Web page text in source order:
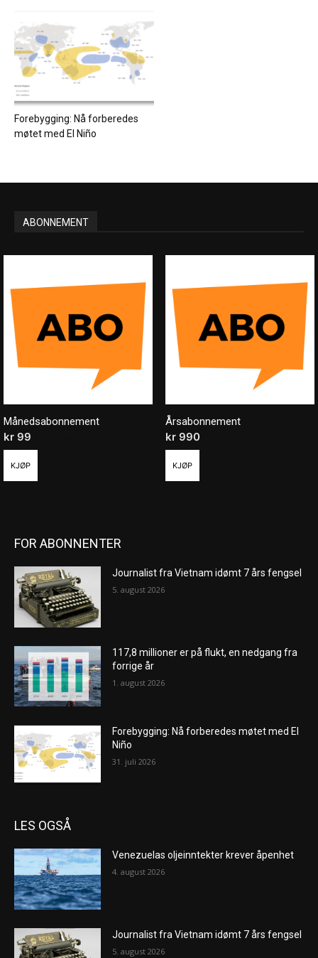
Forebygging: Nå forberedes
møtet med El Niño
ABONNEMENT
Månedsabonnement
kr 99
KJØP
Årsabonnement
kr990
KJØP
FOR ABONNENTER
Journalist fra Vietnam idømt 7 års fengsel
5. august 2026
117,8 millioner er på flukt, en nedgang fra
forrige år
1. august 2026
Forebygging: Nå forberedes møtet med El
Niño
31. juli 2026
LES OGSÅ
Venezuelas oljeinntekter krever åpenhet
4. august 2026
Journalist fra Vietnam idømt 7 års fengsel
5. august 2026